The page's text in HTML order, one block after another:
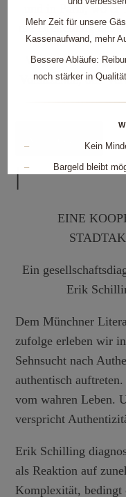
und in Paris, wo er
die Dreiteilung der
Vor dem Vortrag
Vorsitzende, den
|
EINE
Ein
Erik
Dem Münchner
zufolge erleben wir
Sehnsucht nach
authentisch
vom wahren Leben.
verspricht
Erik Schilling
als Reaktion auf
Komplexität,
Mehr Zeit für unsere
Kassenaufwand, mehr
Bessere Abläufe:
noch stärker in
–
Kein
–
Bargeld bleibt
Aufladung
UNSERE
Mit derLUITPOLD
Vertrautheit mit
Wir bleiben, was wir
Genuss und den